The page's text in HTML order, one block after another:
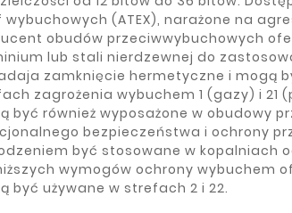
(ATEX), narażone na
obudów przeciwwybuchowych
lub stali nierdzewnej do
zamknięcie hermetyczne i mogą
zagrożenia wybuchem 1 (gazy) i 21
być również wyposażone w obudowy
bezpieczeństwa i ochrony
być stosowane w kopalniach
wymogów ochrony wybuchem
być używane w strefach 2 i 22.